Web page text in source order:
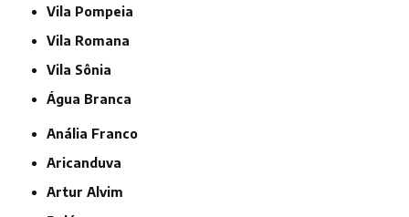
Vila Pompeia
Vila Romana
Vila Sônia
Água Branca
Anália Franco
Aricanduva
Artur Alvim